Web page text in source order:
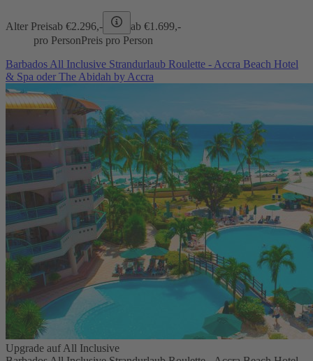
Alter Preisab €2.296,- ab €1.699,-
pro PersonPreis pro Person
Barbados All Inclusive Strandurlaub Roulette - Accra Beach Hotel
& Spa oder The Abidah by Accra
Upgrade auf All Inclusive